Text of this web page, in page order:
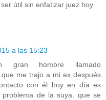
útil sin enfatizar juez hoy
a las 15:23
gran hombre llamado
me trajo a mi ex después
con él hoy en día es
de la suya. que se